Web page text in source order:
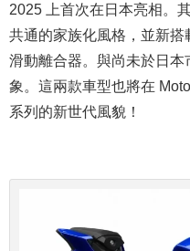
2025 上首次在日本亮相。
共通的家族化風格，並新
滑動離合器。與尚未於日
象。這兩款車型也將在
系列的新世代風貌！